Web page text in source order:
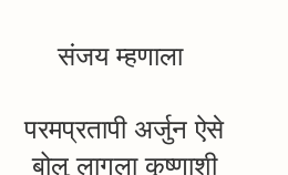
संजय म्हणाला
परमप्रतापी अर्जुन ऐसे
बोलु लागला कृष्णाशी